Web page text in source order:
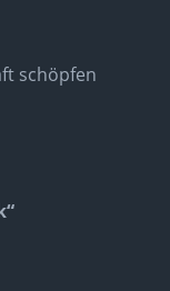
schöpfen